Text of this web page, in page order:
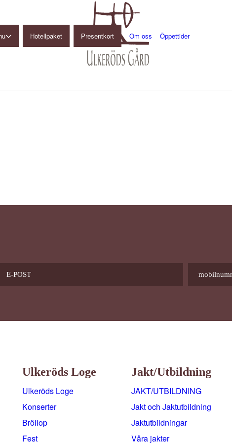
Hotellpaket Presentkort Om oss Öppettider
Ulkeröds Loge
Ulkeröds Loge
Konserter
Bröllop
Fest
Jakt/utbildning
JAKT/UTBILDNING
Jakt och Jaktutbildning
Jaktutbildningar
Våra jakter